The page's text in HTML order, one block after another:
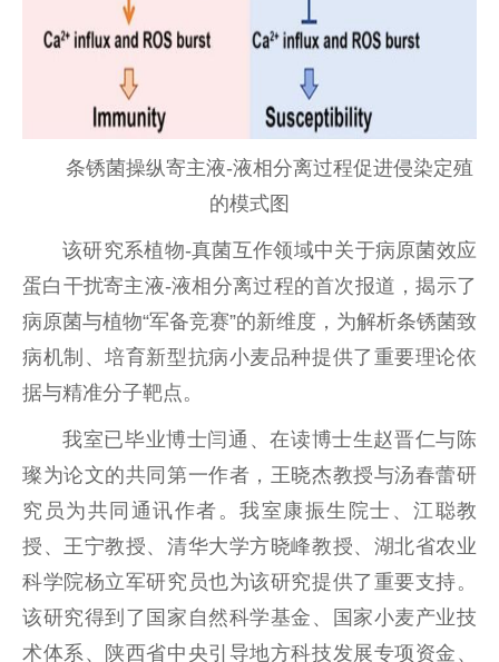
条锈菌操纵寄主液-液相分离过程促进侵染定殖
的模式图
该研究系植物-真菌互作领域中关于病原菌效应
蛋白干扰寄主液-液相分离过程的首次报道，揭示了
病原菌与植物“军备竞赛”的新维度，为解析条锈菌致
病机制、培育新型抗病小麦品种提供了重要理论依
据与精准分子靶点。
我室已毕业博士闫通、在读博士生赵晋仁与陈
璨为论文的共同第一作者，王晓杰教授与汤春蕾研
究员为共同通讯作者。我室康振生院士、江聪教
授、王宁教授、清华大学方晓峰教授、湖北省农业
科学院杨立军研究员也为该研究提供了重要支持。
该研究得到了国家自然科学基金、国家小麦产业技
术体系、陕西省中央引导地方科技发展专项资金、